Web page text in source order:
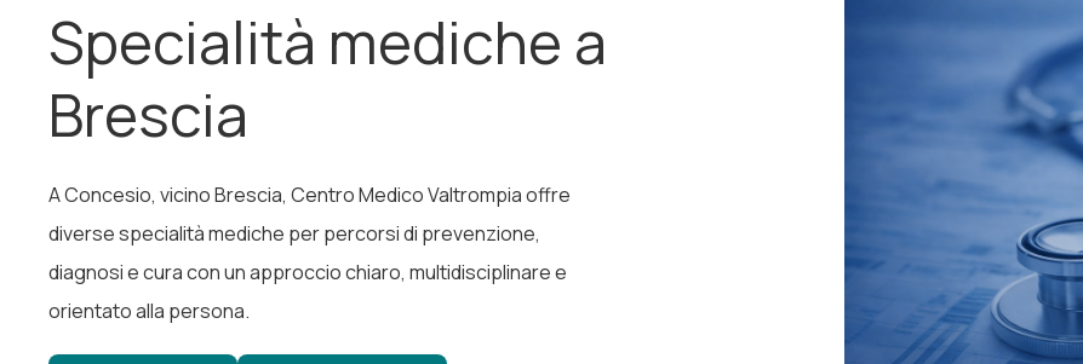
Specialità mediche a
Brescia
A Concesio, vicino Brescia, Centro Medico Valtrompia offre
diverse specialità mediche per percorsi di prevenzione,
diagnosi e cura con un approccio chiaro, multidisciplinare e
orientato alla persona.